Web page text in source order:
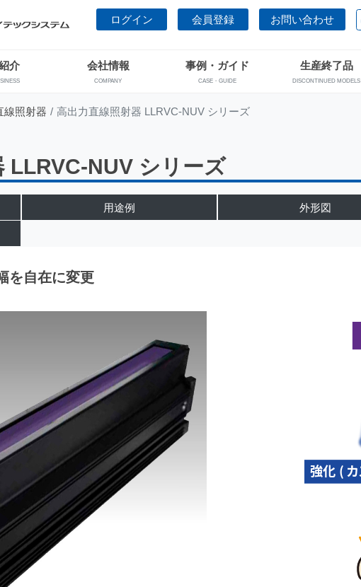
ログイン 会員登録 お問い合わせ
介 会社情報
COMPANY
事例・ガイド
CASE・GUIDE
生産終了品
DISCONTINUED MODELS
線照射器
高出力直線照射器 LLRVC-NUV シリーズ
LLRVC-NUV シリーズ
用途例 外形図
を自在に変更